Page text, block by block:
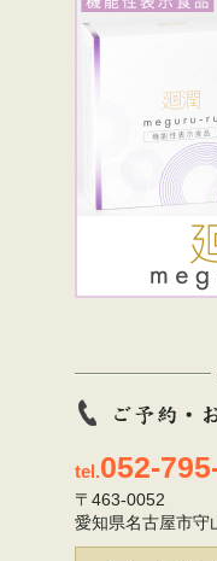
tel.052-
〒463-0052
愛知県名古屋市守